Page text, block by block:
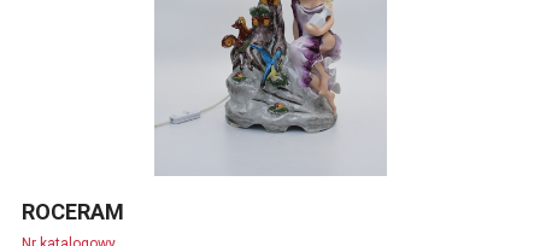
ROCERAM